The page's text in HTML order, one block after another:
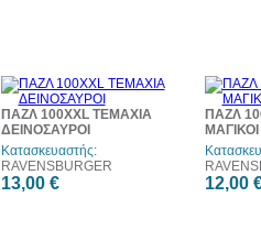
ΠΑΖΛ 100XXL ΤΕΜΑΧΙΑ
ΔΕΙΝΟΣΑΥΡΟΙ
Κατασκευαστής:
RAVENSBURGER
13,00 €
ΠΑΖΛ
12,00